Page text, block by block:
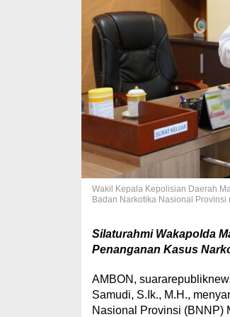
Wakil Kepala Kepolisian Daerah
Badan Narkotika Nasional
Silaturahmi Wakapolda
Penanganan Kasus
AMBON,
Samudi, S.Ik., M.H.,
Nasional Provinsi (BNNP)